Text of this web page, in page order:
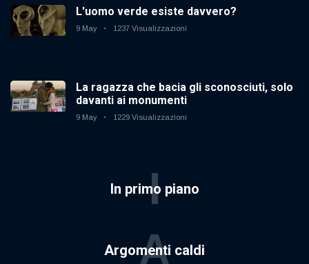
L'uomo verde esiste davvero?
9 May 1237 Visualizzazioni
La ragazza che bacia gli sconosciuti, solo
davanti ai monumenti
9 May 1229 Visualizzazioni
In primo piano
I
Argomenti caldi
A